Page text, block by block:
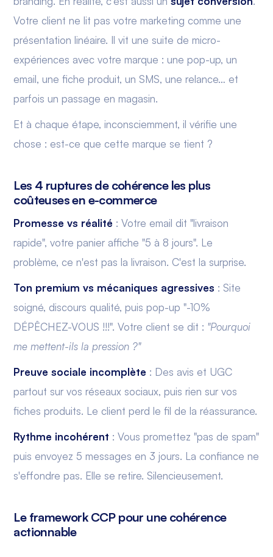
Votre client ne lit pas votre marketing comme une
présentation linéaire. Il vit une suite de micro-
expériences avec votre marque : une pop-up, un
email, une fiche produit, un SMS, une relance… et
parfois un passage en magasin.
Et à chaque étape, inconsciemment, il vérifie une
chose : est-ce que cette marque se tient ?
Les 4 ruptures de cohérence les plus
coûteuses en e-commerce
Promesse vs réalité : Votre email dit "livraison
rapide", votre panier affiche "5 à 8 jours". Le
problème, ce n'est pas la livraison. C'est la surprise.
Ton premium vs mécaniques agressives : Site
soigné, discours qualité, puis pop-up "-10%
DÉPÊCHEZ-VOUS !!!". Votre client se dit : "Pourquoi
me mettent-ils la pression ?"
Preuve sociale incomplète : Des avis et UGC
partout sur vos réseaux sociaux, puis rien sur vos
fiches produits. Le client perd le fil de la réassurance.
Rythme incohérent : Vous promettez "pas de spam"
puis envoyez 5 messages en 3 jours. La confiance ne
s'effondre pas. Elle se retire. Silencieusement.
Le framework CCP pour une cohérence
actionnable